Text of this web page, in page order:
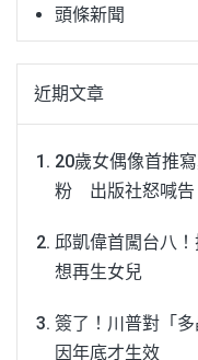
頭條新聞
近期文章
20歲女偶像首推
粉 出版社怒喊告
邱凱偉首闖台八
想再生女兒
簽了！川普對「
因年底才生效